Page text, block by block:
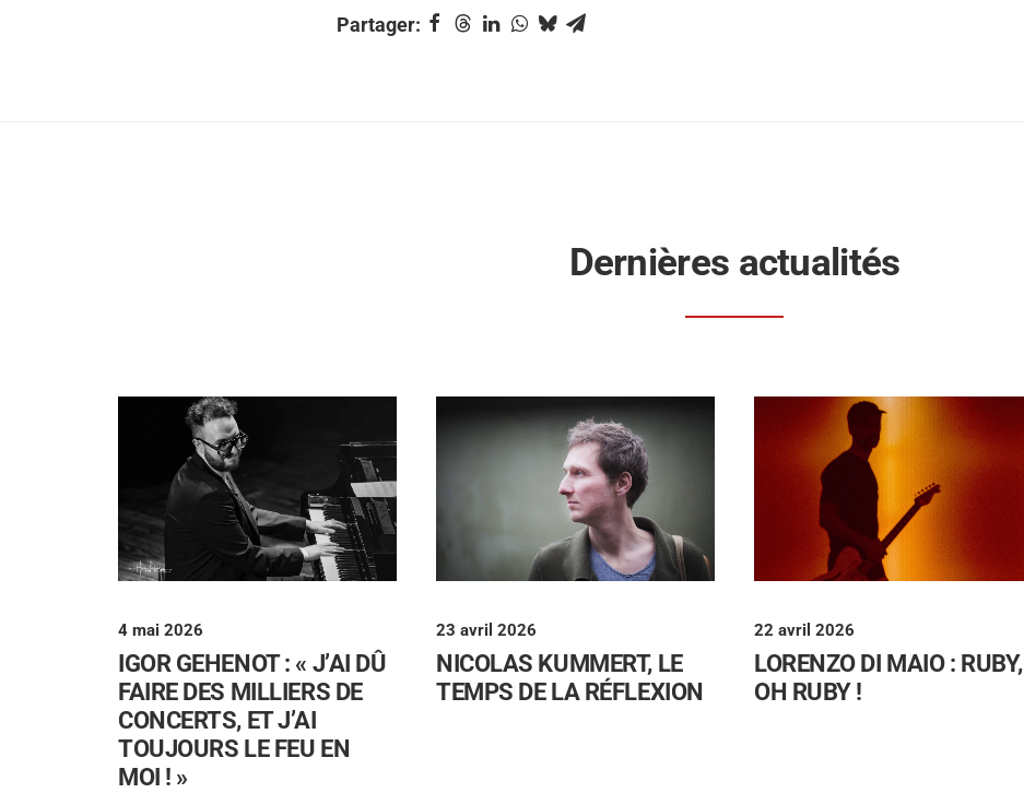
Dernières actualités
4 mai 2026
IGOR GEHENOT : « J’AI DÛ
FAIRE DES MILLIERS DE
CONCERTS, ET J’AI
TOUJOURS LE FEU EN
MOI ! »
23 avril 2026
NICOLAS KUMMERT, LE
TEMPS DE LA RÉFLEXION
22 avril 2026
LORENZO DI MAIO : RUBY,
OH RUBY !